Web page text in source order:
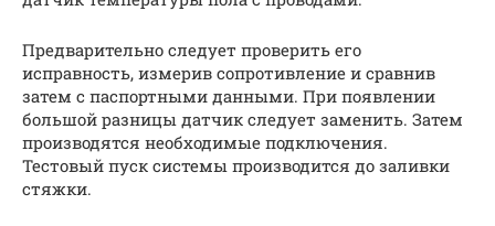
Предварительно следует проверить его
исправность, измерив сопротивление и сравнив
затем с паспортными данными. При появлении
большой разницы датчик следует заменить. Затем
производятся необходимые подключения.
Тестовый пуск системы производится до заливки
стяжки.